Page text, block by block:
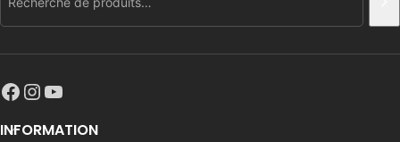
INFORMATION